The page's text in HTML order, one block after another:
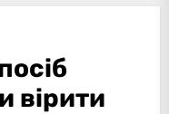
вірити